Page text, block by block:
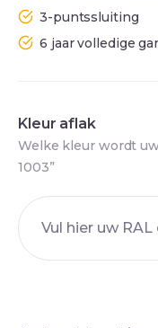
3-puntssluiting
6 jaar volledige
Kleur aflak
Welke kleur wordt
1003”